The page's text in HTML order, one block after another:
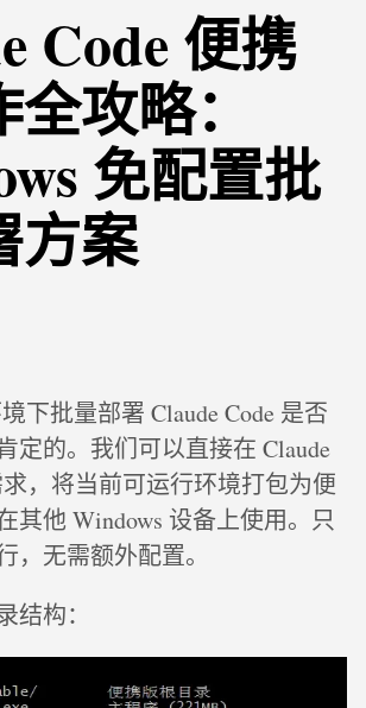
Code 便携
攻略：
免配置批
方案
下批量部署 Claude Code 是否
定的。我们可以直接在 Claude
，将当前可运行环境打包为便
其他 Windows 设备上使用。只
，无需额外配置。
结构：